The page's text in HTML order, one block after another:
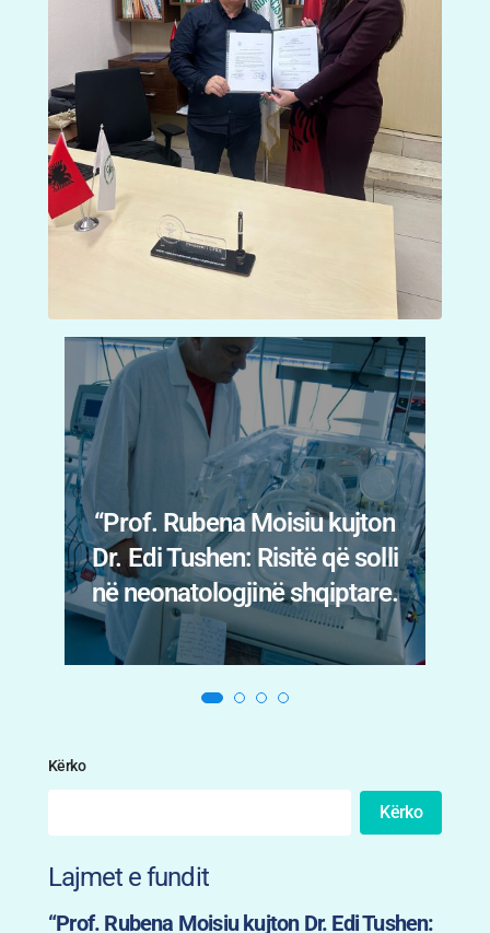
Menopauza nuk prek vetëm
trupin: Psikiatrja Fatbardha
Myslimaj Xhani tregon
shenjat që nuk duhen
neglizhuar
Kërko
Kërko
Lajmet e fundit
“Prof. Rubena Moisiu kujton Dr. Edi Tushen: